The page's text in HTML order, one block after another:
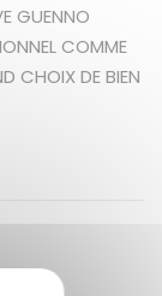
GUENNO
COMME
CHOIX DE BIEN